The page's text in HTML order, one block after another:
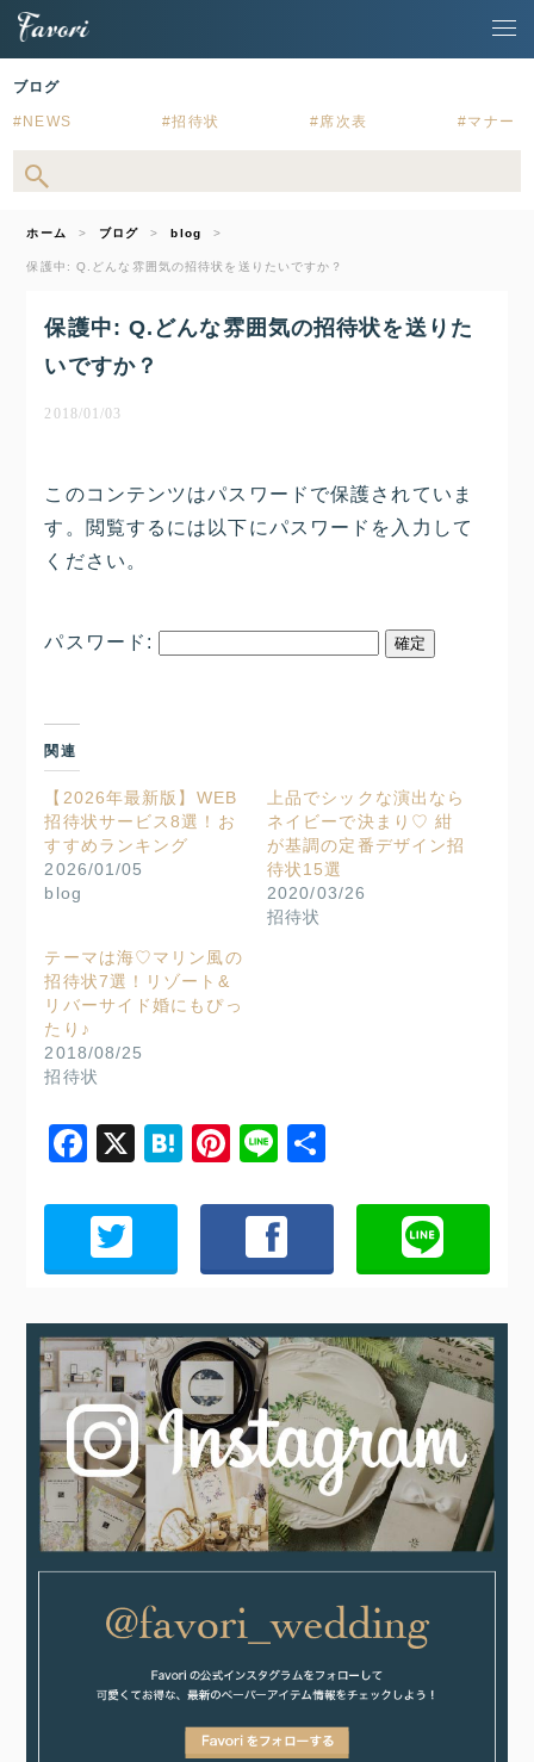
ブログ
NEWS 招待状 席次表 マナー
ホーム ブログ blog
保護中: Q.どんな雰囲気の招待状を送りたいですか？
保護中: Q.どんな雰囲気の招待状を送りた
いですか？
2018/01/03
このコンテンツはパスワードで保護されていま
す。閲覧するには以下にパスワードを入力して
ください。
パスワード:
関連
【2026年最新版】WEB
招待状サービス8選！お
すすめランキング
2026/01/05
blog
上品でシックな演出なら
ネイビーで決まり♡ 紺
が基調の定番デザイン招
待状15選
2020/03/26
招待状
テーマは海♡マリン風の
招待状7選！リゾート&
リバーサイド婚にもぴっ
たり♪
2018/08/25
招待状
Facebook
X Hatena
Pinterest
Line